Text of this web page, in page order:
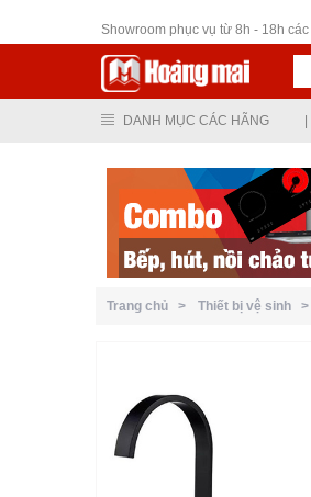
Showroom phục vụ từ 8h - 18h
DANH MỤC CÁC HÃNG
Trang chủ > Thiết bị vệ sinh >